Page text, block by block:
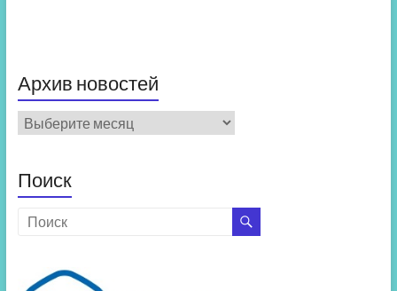
Архив новостей
Архив
новостей
Поиск